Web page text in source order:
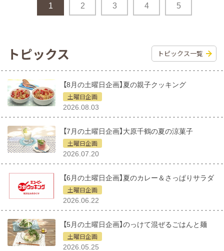
1 2 3 4 5
トピックス トピックス一覧
【8月の土曜日企画】夏の親子クッキング
土曜日企画
2026.08.03
【7月の土曜日企画】大原千鶴の夏の涼菓子
土曜日企画
2026.07.20
【6月の土曜日企画】夏のカレー＆さっぱりサラダ
土曜日企画
2026.06.22
【5月の土曜日企画】のっけて混ぜるごはんと麺
土曜日企画
2026.05.25